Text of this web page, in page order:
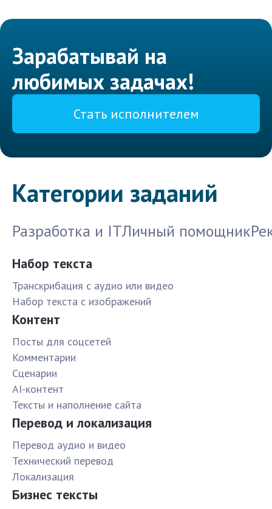
Зарабатывай на
любимых задачах!
Стать исполнителем
Категории заданий
Разработка и ITЛичный помощник
Набор текста
Транскрибация с аудио или видео
Набор текста с изображений
Контент
Посты для соцсетей
Комментарии
Сценарии
AI-контент
Тексты и наполнение сайта
Перевод и локализация
Перевод аудио и видео
Технический перевод
Локализация
Бизнес тексты